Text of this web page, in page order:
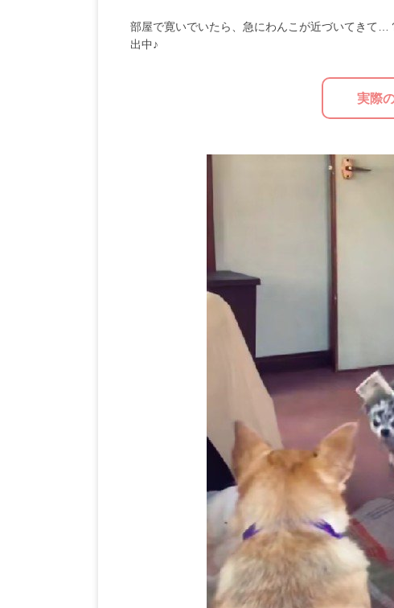
部屋で寛いでいたら、急にわんこが近づいてきて
出中♪
実際